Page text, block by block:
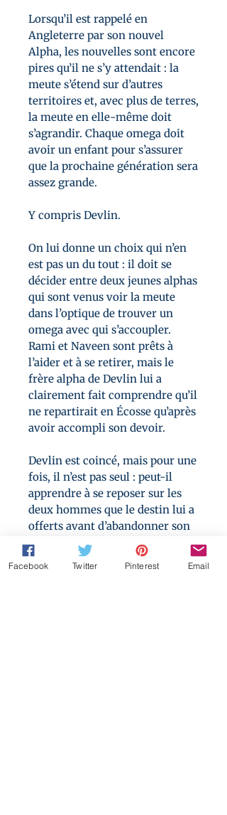
Lorsqu’il est rappelé en
Angleterre par son nouvel
Alpha, les nouvelles sont encore
pires qu’il ne s’y attendait : la
meute s’étend sur d’autres
territoires et, avec plus de terres,
la meute en elle-même doit
s’agrandir. Chaque omega doit
avoir un enfant pour s’assurer
que la prochaine génération sera
assez grande.
Y compris Devlin.
On lui donne un choix qui n’en
est pas un du tout : il doit se
décider entre deux jeunes alphas
qui sont venus voir la meute
dans l’optique de trouver un
omega avec qui s’accoupler.
Rami et Naveen sont prêts à
l’aider et à se retirer, mais le
frère alpha de Devlin lui a
clairement fait comprendre qu’il
ne repartirait en Écosse qu’après
avoir accompli son devoir.
Devlin est coincé, mais pour une
fois, il n’est pas seul : peut-il
apprendre à se reposer sur les
deux hommes que le destin lui a
offerts avant d’abandonner son
rêve pour toujours ?
Facebook Twitter Pinterest Email